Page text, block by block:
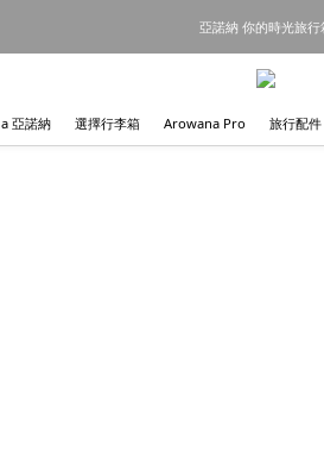
亞諾納 你的時光旅行
亞諾納 選擇行李箱 Arowana Pro 旅行配件